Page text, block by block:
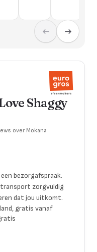
Shaggy
over Mokana
bezorgafspraak.
zorgvuldig
dat jou uitkomt.
gratis vanaf